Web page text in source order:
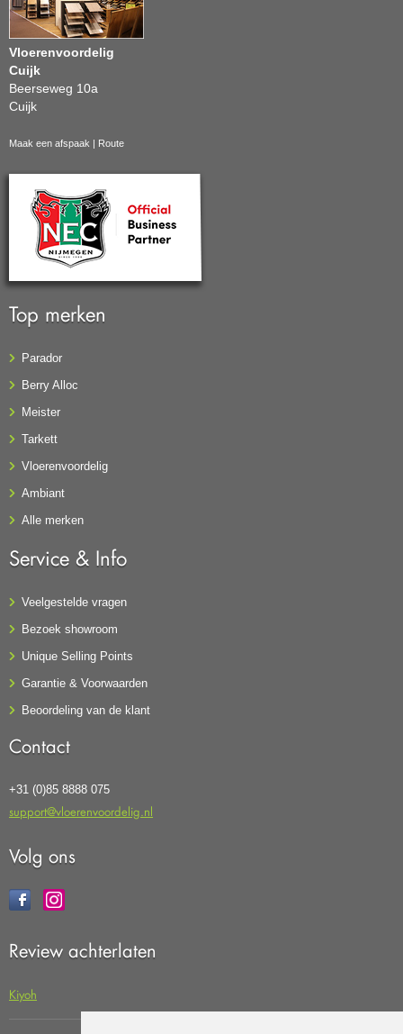
Vloerenvoordelig
Cuijk
Beerseweg 10a
Cuijk
Maak een afspaak Route
Top merken
Parador
Berry Alloc
Meister
Tarkett
Vloerenvoordelig
Ambiant
Alle merken
Service & Info
Veelgestelde vragen
Bezoek showroom
Unique Selling Points
Garantie & Voorwaarden
Beoordeling van de klant
Contact
+31 (0)85 8888 075
support@vloerenvoordelig.nl
Volg ons
Review achterlaten
Kiyoh